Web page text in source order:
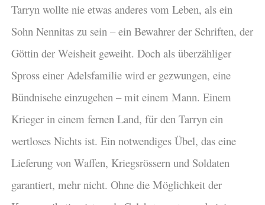
Tarryn wollte nie etwas anderes vom Leben, als ein
Sohn Nennitas zu sein – ein Bewahrer der Schriften, der
Göttin der Weisheit geweiht. Doch als überzähliger
Spross einer Adelsfamilie wird er gezwungen, eine
Bündnisehe einzugehen – mit einem Mann. Einem
Krieger in einem fernen Land, für den Tarryn ein
wertloses Nichts ist. Ein notwendiges Übel, das eine
Lieferung von Waffen, Kriegsrössern und Soldaten
garantiert, mehr nicht. Ohne die Möglichkeit der